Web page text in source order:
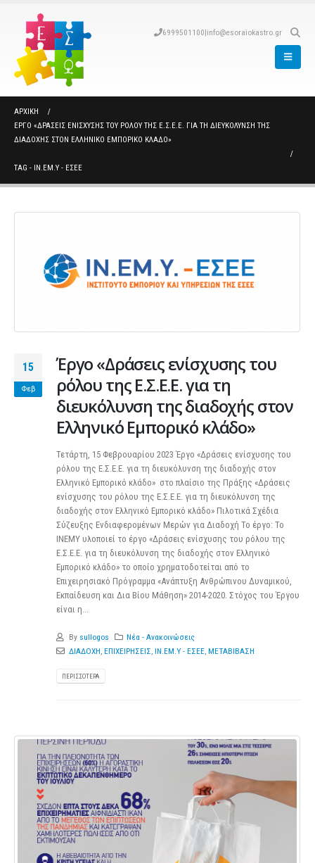
6999501100|info@esoraiokastro.gr
ΑΡΧΙΚΉ
ΈΡΓΟ «ΔΡΆΣΕΙΣ ΕΝΊΣΧΥΣΗΣ ΤΟΥ ΡΌΛΟΥ ΤΗΣ Ε.Σ.Ε.Ε. ΓΙΑ ΤΗ ΔΙΕΥΚΌΛΥΝΣΗ ΤΗΣ
ΔΙΑΔΟΧΉΣ ΣΤΟΝ ΕΛΛΗΝΙΚΌ ΕΜΠΟΡΙΚΌ ΚΛΆΔΟ»
TAG - ΙΝ.ΕΜ.Υ - ΕΣΕΕ
15
Φεβ
Έργο «Δράσεις ενίσχυσης του
ρόλου της Ε.Σ.Ε.Ε. για τη
διευκόλυνση της διαδοχής στον
Ελληνικό Εμπορικό κλάδο»
Τετάρτη, 15 Φεβρουαρίου 2023 Έργο «Δράσεις ενίσχυσης του
ρόλου της Ε.Σ.Ε.Ε. για τη διευκόλυνση της διαδοχής στον
Ελληνικό Εμπορικό κλάδο» στο πλαίσιο της Πράξης «Δράσεις
ενίσχυσης του ρόλου της Ε.Σ.Ε.Ε. για τη διευκόλυνση της
διαδοχής στον Ελληνικό Εμπορικό κλάδο» Πιλοτικά Σχέδια
Σύζευξης Ενδιαφερομένων Μερών για Διαδοχή Το έργο: Το
ΙΝΕΜΥ υλοποιεί το έργο «Δράσεις ενίσχυσης του ρόλου της
Ε.Σ.Ε.Ε. για τη διευκόλυνση της διαδοχής στον Ελληνικό
Εμπορικό κλάδο» το οποίο χρηματοδοτείται από το
Επιχειρησιακό Πρόγραμμα «Ανάπτυξη Ανθρώπινου Δυναμικού,
Εκπαίδευση και Δια Βίου Μάθηση» 2014-2020. Στόχος του Έργου
είναι η...
By sullogos
Νέα - Ανακοινώσεις
ΔΙΑΔΟΧΗ, ΕΠΙΧΕΙΡΗΣΕΙΣ, ΙΝ.ΕΜ.Υ - ΕΣΕΕ, ΜΕΤΑΒΙΒΑΣΗ
ΠΕΡΙΣΣΌΤΕΡΑ